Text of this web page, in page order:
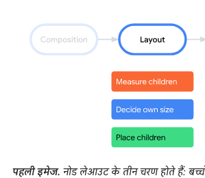
पहली इमेज. नोड लेआउट के तीन चरण होते हैं: